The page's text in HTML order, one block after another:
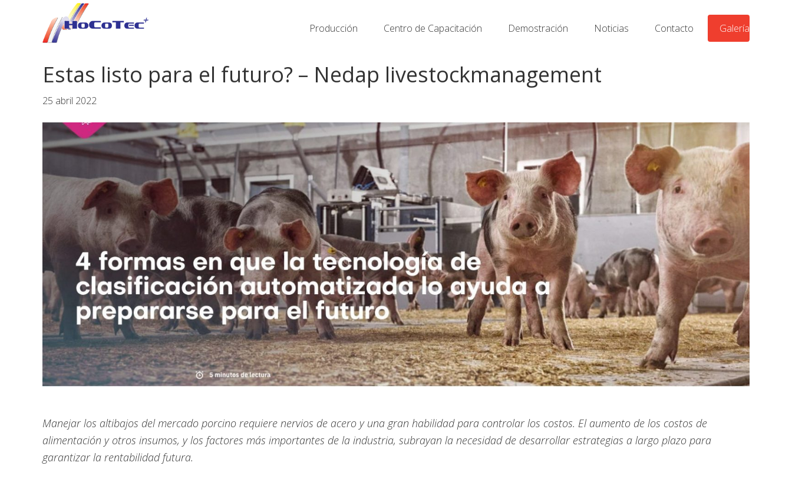
contenido
Producción Centro de Capacitación Demostración Noticias Contacto Galería
Estas listo para el futuro? – Nedap livestockmanagement
25 abril 2022
Manejar los altibajos del mercado porcino requiere nervios de acero y una gran habilidad para controlar los costos. El aumento de los costos de
alimentación y otros insumos, y los factores más importantes de la industria, subrayan la necesidad de desarrollar estrategias a largo plazo para
garantizar la rentabilidad futura.